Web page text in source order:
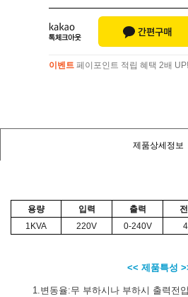
이벤트 페이포인트 적립 혜택 2배 UP!
제품상세정보
용량 입력 출력
1KVA
220V 0-240V
<< 제품특성
1.변동율:무 부하시나 부하시 출력전